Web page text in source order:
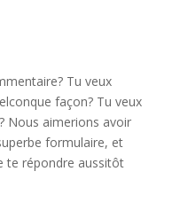
Tu veux
façon? Tu veux
Nous aimerions avoir
formulaire, et
te répondre aussitôt